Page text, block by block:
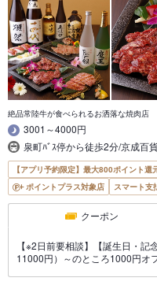
絶品常陸牛が食べられるお洒落な焼肉店
3001～4000円
泉町ﾊﾞｽ停から徒歩2分/京成百
【アプリ予約限定】最大800ポイント還
ポイントプラス対象店
スマート支
クーポン
【※2日前要相談】【誕生日・
11000円）～のところ1000円オ